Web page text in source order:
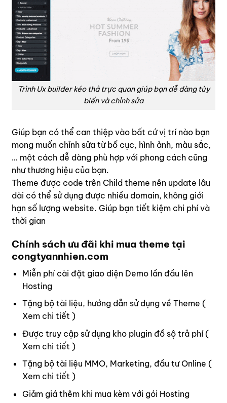
Trình Ux builder kéo thả trực quan giúp bạn dễ dàng tùy
biến và chỉnh sửa
Giúp bạn có thể can thiệp vào bất cứ vị trí nào bạn
mong muốn chỉnh sửa từ bố cục, hình ảnh, màu sắc,
… một cách dễ dàng phù hợp với phong cách cũng
như thương hiệu của bạn.
Theme được code trên Child theme nên update lâu
dài có thể sử dụng được nhiều domain, không giới
hạn số lượng website. Giúp bạn tiết kiệm chi phí và
thời gian
Chính sách ưu đãi khi mua theme tại
congtyannhien.com
Miễn phí cài đặt giao diện Demo lần đầu lên
Hosting
Tặng bộ tài liệu, hướng dẫn sử dụng về Theme (
Xem chi tiết )
Được truy cập sử dụng kho plugin đồ sộ trả phí (
Xem chi tiết )
Tặng bộ tài liệu MMO, Marketing, đầu tư Online (
Xem chi tiết )
Giảm giá thêm khi mua kèm với gói Hosting